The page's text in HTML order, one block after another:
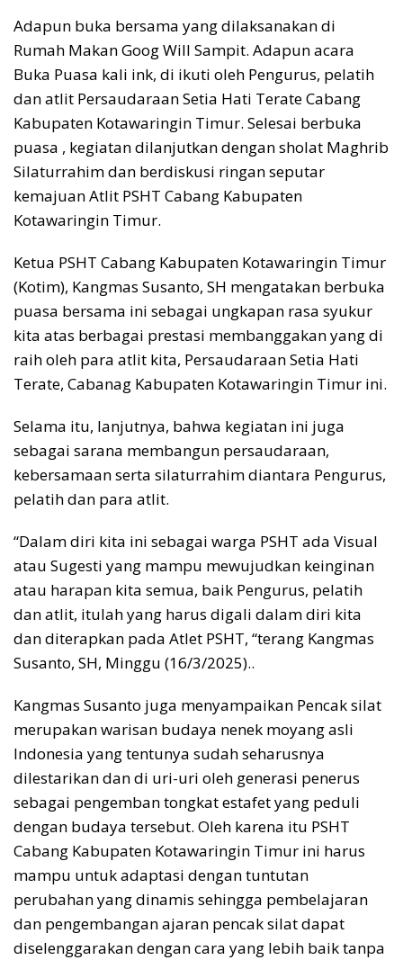
Adapun buka bersama yang dilaksanakan di
Rumah Makan Goog Will Sampit. Adapun acara
Buka Puasa kali ink, di ikuti oleh Pengurus, pelatih
dan atlit Persaudaraan Setia Hati Terate Cabang
Kabupaten Kotawaringin Timur. Selesai berbuka
puasa , kegiatan dilanjutkan dengan sholat Maghrib
Silaturrahim dan berdiskusi ringan seputar
kemajuan Atlit PSHT Cabang Kabupaten
Kotawaringin Timur.
Ketua PSHT Cabang Kabupaten Kotawaringin Timur
(Kotim), Kangmas Susanto, SH mengatakan berbuka
puasa bersama ini sebagai ungkapan rasa syukur
kita atas berbagai prestasi membanggakan yang di
raih oleh para atlit kita, Persaudaraan Setia Hati
Terate, Cabanag Kabupaten Kotawaringin Timur ini.
Selama itu, lanjutnya, bahwa kegiatan ini juga
sebagai sarana membangun persaudaraan,
kebersamaan serta silaturrahim diantara Pengurus,
pelatih dan para atlit.
“Dalam diri kita ini sebagai warga PSHT ada Visual
atau Sugesti yang mampu mewujudkan keinginan
atau harapan kita semua, baik Pengurus, pelatih
dan atlit, itulah yang harus digali dalam diri kita
dan diterapkan pada Atlet PSHT, “terang Kangmas
Susanto, SH, Minggu (16/3/2025)..
Kangmas Susanto juga menyampaikan Pencak silat
merupakan warisan budaya nenek moyang asli
Indonesia yang tentunya sudah seharusnya
dilestarikan dan di uri-uri oleh generasi penerus
sebagai pengemban tongkat estafet yang peduli
dengan budaya tersebut. Oleh karena itu PSHT
Cabang Kabupaten Kotawaringin Timur ini harus
mampu untuk adaptasi dengan tuntutan
perubahan yang dinamis sehingga pembelajaran
dan pengembangan ajaran pencak silat dapat
diselenggarakan dengan cara yang lebih baik tanpa